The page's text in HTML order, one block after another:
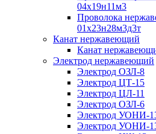
04х19н11м3
Проволока
01х23н28м3д3т
Канат нержавеющий
Канат
Электрод нержавеющий
Электрод ОЗЛ-8
Электрод ЦТ-15
Электрод ЦЛ-11
Электрод ОЗЛ-6
Электрод УОНИ-
Электрод УОНИ-